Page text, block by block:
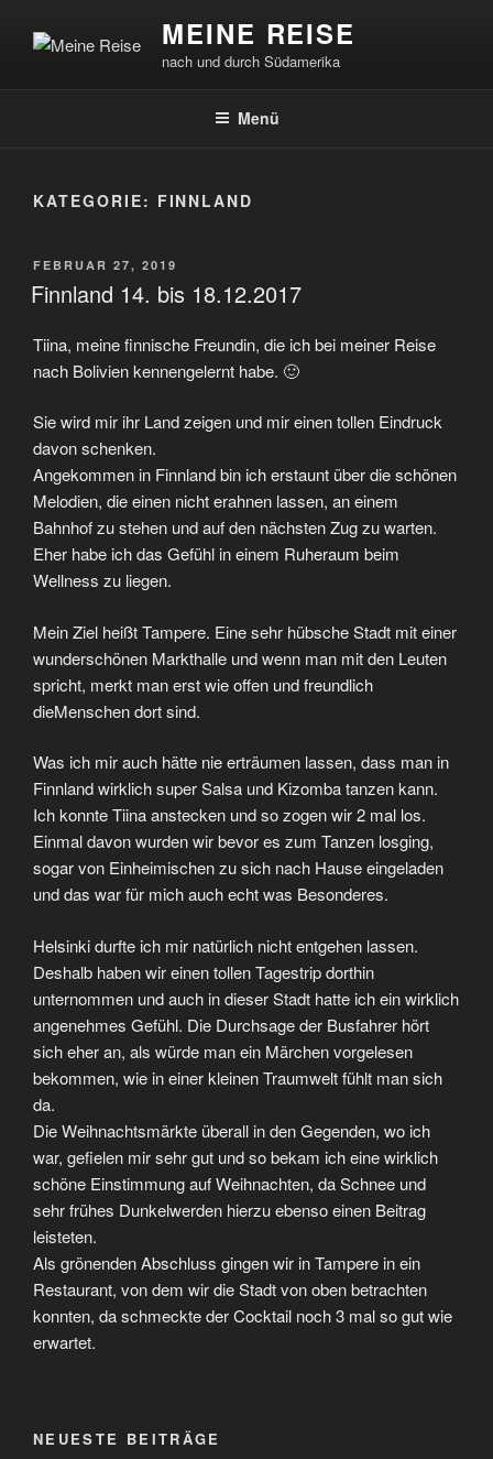
Inhalt
MEINE REISE
nach und durch Südamerika
Menü
KATEGORIE: FINNLAND
VERÖFFENTLICHT
AM
FEBRUAR 27, 2019
Finnland 14. bis 18.12.2017
Tiina, meine finnische Freundin, die ich bei meiner Reise
nach Bolivien kennengelernt habe. 🙂
Sie wird mir ihr Land zeigen und mir einen tollen Eindruck
davon schenken.
Angekommen in Finnland bin ich erstaunt über die schönen
Melodien, die einen nicht erahnen lassen, an einem
Bahnhof zu stehen und auf den nächsten Zug zu warten.
Eher habe ich das Gefühl in einem Ruheraum beim
Wellness zu liegen.
Mein Ziel heißt Tampere. Eine sehr hübsche Stadt mit einer
wunderschönen Markthalle und wenn man mit den Leuten
spricht, merkt man erst wie offen und freundlich
dieMenschen dort sind.
Was ich mir auch hätte nie erträumen lassen, dass man in
Finnland wirklich super Salsa und Kizomba tanzen kann.
Ich konnte Tiina anstecken und so zogen wir 2 mal los.
Einmal davon wurden wir bevor es zum Tanzen losging,
sogar von Einheimischen zu sich nach Hause eingeladen
und das war für mich auch echt was Besonderes.
Helsinki durfte ich mir natürlich nicht entgehen lassen.
Deshalb haben wir einen tollen Tagestrip dorthin
unternommen und auch in dieser Stadt hatte ich ein wirklich
angenehmes Gefühl. Die Durchsage der Busfahrer hört
sich eher an, als würde man ein Märchen vorgelesen
bekommen, wie in einer kleinen Traumwelt fühlt man sich
da.
Die Weihnachtsmärkte überall in den Gegenden, wo ich
war, gefielen mir sehr gut und so bekam ich eine wirklich
schöne Einstimmung auf Weihnachten, da Schnee und
sehr frühes Dunkelwerden hierzu ebenso einen Beitrag
leisteten.
Als grönenden Abschluss gingen wir in Tampere in ein
Restaurant, von dem wir die Stadt von oben betrachten
konnten, da schmeckte der Cocktail noch 3 mal so gut wie
erwartet.
NEUESTE BEITRÄGE